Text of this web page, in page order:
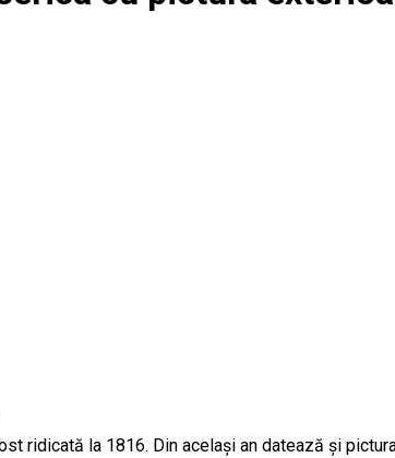
ridicată la 1816. Din acelaşi an datează şi